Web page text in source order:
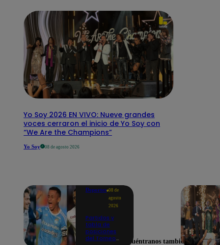
Yo Soy 2026 EN VIVO: Nueve grandes
voces cerraron el inicio de Yo Soy con
“We Are the Champions”
Yo Soy 08 de agosto 2026
Deportes 08 de
agosto
2026
Partidos y
tabla de
posiciones
del Torneo
Encuéntranos también en